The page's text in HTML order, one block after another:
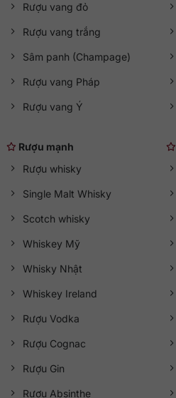
Rượu vang đỏ
Rượu vang trắng
Sâm panh (Champage)
Rượu vang Pháp
Rượu vang Ý
Rượu mạnh
Rượu whisky
Single Malt Whisky
Scotch whisky
Whiskey Mỹ
Whisky Nhật
Whiskey Ireland
Rượu Vodka
Rượu Cognac
Rượu Gin
Rượu Absinthe